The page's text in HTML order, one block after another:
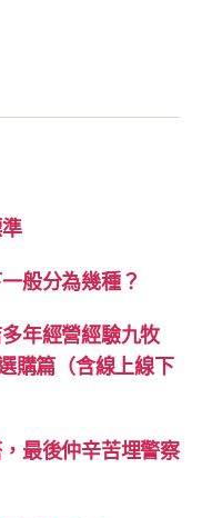
般分為幾種？
年經營經驗九牧
購篇（含線上線下
最後仲辛苦埋警察